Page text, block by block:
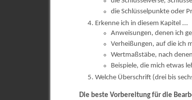
die Schlüsselpunkte oder
Erkenne ich in diesem Kapitel ...
Anweisungen, denen ich
Verheißungen, auf die ich
Wertmaßstäbe, nach
Beispiele, die mich etwas
Welche Überschrift (drei bis
Die beste Vorbereitung für die